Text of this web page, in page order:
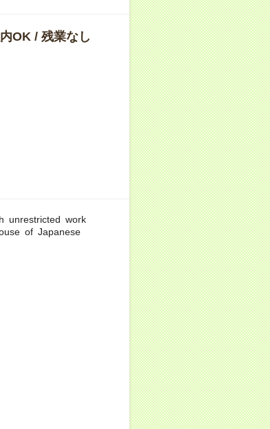
OK / 残業なし
unrestricted work
of Japanese